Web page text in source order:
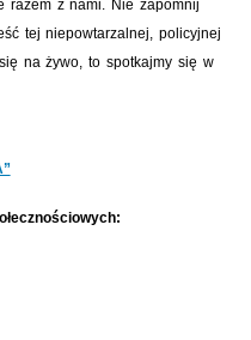
razem z nami. Nie zapomnij
tej niepowtarzalnej, policyjnej
na żywo, to spotkajmy się w